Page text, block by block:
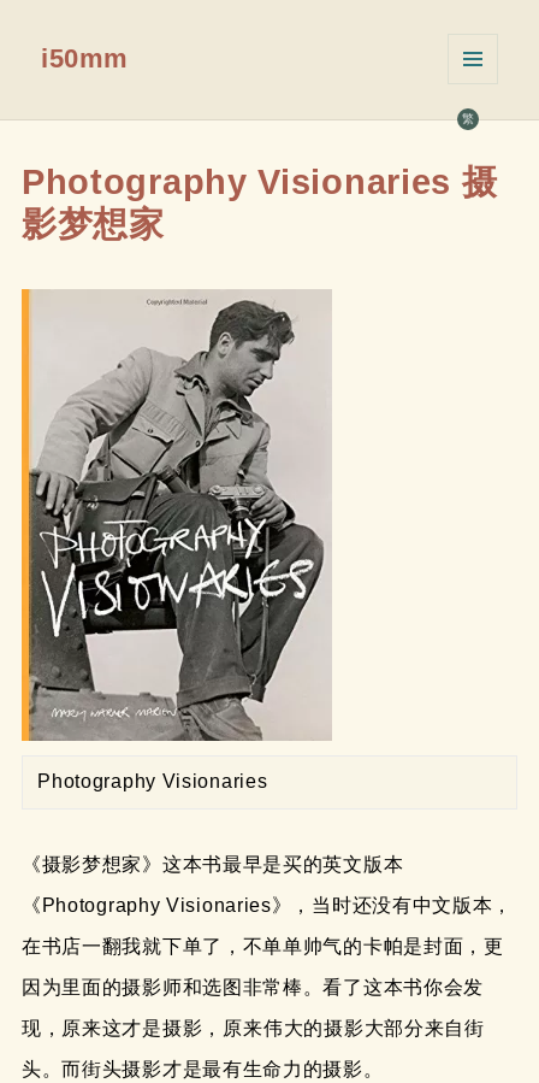
繁
i50mm
挂件
Photography Visionaries 摄
影梦想家
Photography Visionaries
《摄影梦想家》这本书最早是买的英文版本
《 Photography Visionaries》，当时还没有中文版本，
在书店一翻我就下单了，不单单帅气的卡帕是封面，更
因为里面的摄影师和选图非常棒。看了这本书你会发
现，原来这才是摄影，原来伟大的摄影大部分来自街
头。而街头摄影才是最有生命力的摄影。